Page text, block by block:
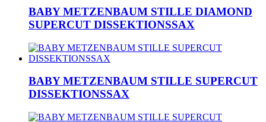
BABY METZENBAUM STILLE DIAMOND
SUPERCUT DISSEKTIONSSAX
BABY METZENBAUM STILLE SUPERCUT
DISSEKTIONSSAX